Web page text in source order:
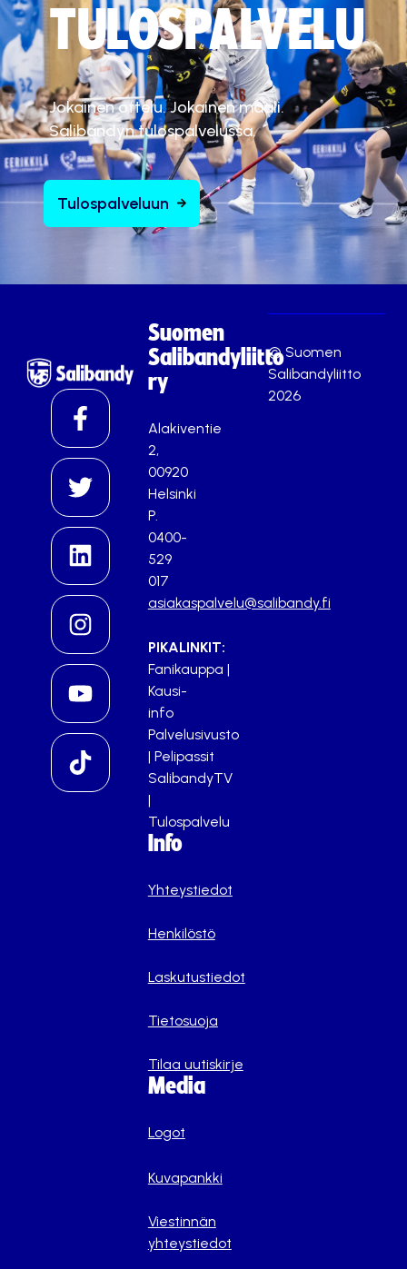
TULOSPALVELU
Jokainen ottelu. Jokainen maali.
Salibandyn tulospalvelussa.
Tulospalveluun
Suomen
Salibandyliitto
ry
Alakiventie
2,
00920
Helsinki
P.
0400-
529
017
asiakaspalvelu@salibandy.fi
PIKALINKIT:
Fanikauppa |
Kausi-
info
Palvelusivusto
| Pelipassit
SalibandyTV
|
Tulospalvelu
Info
Yhteystiedot
Henkilöstö
Laskutustiedot
Tietosuoja
Tilaa uutiskirje
Media
Logot
Kuvapankki
Viestinnän
yhteystiedot
© Suomen
Salibandyliitto
2026